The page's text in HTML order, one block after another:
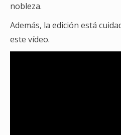
nobleza.
Además, la edición está
este vídeo.